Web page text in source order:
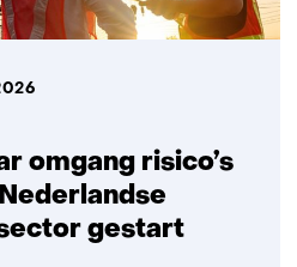
omgang risico’s
gestart